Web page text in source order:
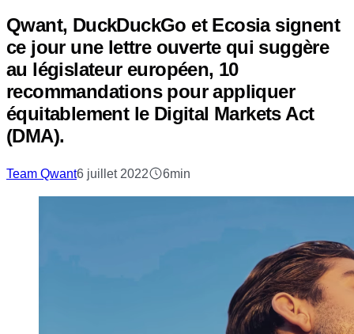
Qwant, DuckDuckGo et Ecosia signent
ce jour une lettre ouverte qui suggère
au législateur européen, 10
recommandations pour appliquer
équitablement le Digital Markets Act
(DMA).
Team Qwant6 juillet 2022 6min